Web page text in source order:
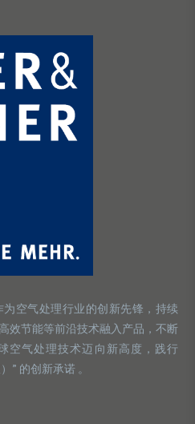
为空气处理行业的创新先锋，持续
效节能等前沿技术融入产品，不断
空气处理技术迈向新高度，践行
” 的创新承诺 。